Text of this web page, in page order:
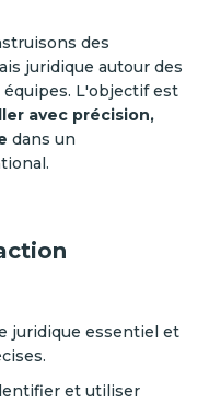
des
juridique autour des
L'objectif est
avec précision,
dans un
juridique essentiel et
et utiliser